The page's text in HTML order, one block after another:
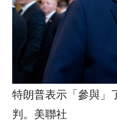
特朗普表示「參與」
判。美聯社